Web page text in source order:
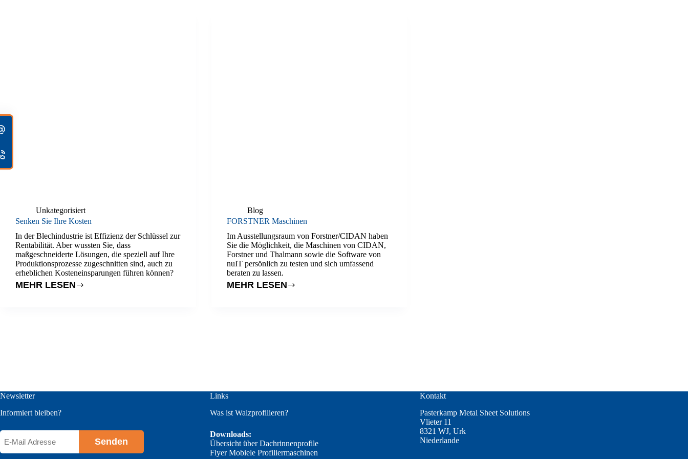
Unkategorisiert
Senken Sie Ihre Kosten
In der Blechindustrie ist Effizienz der Schlüssel zur
Rentabilität. Aber wussten Sie, dass
maßgeschneiderte Lösungen, die speziell auf Ihre
Produktionsprozesse zugeschnitten sind, auch zu
erheblichen Kosteneinsparungen führen können?
MEHR LESEN
SENKEN
Blog
FORSTNER Maschinen
Im Ausstellungsraum von Forstner/CIDAN haben
Sie die Möglichkeit, die Maschinen von CIDAN,
Forstner und Thalmann sowie die Software von
nuIT persönlich zu testen und sich umfassend
beraten zu lassen.
MEHR LESEN
FORSTNER
Newsletter
Informiert bleiben?
E-
Mail
Links
Was ist Walzprofilieren?
Downloads:
Übersicht über Dachrinnenprofile
Flyer Mobiele Profiliermaschinen
Kontakt
Pasterkamp Metal Sheet Solutions
Vlieter 11
8321 WJ, Urk
Niederlande